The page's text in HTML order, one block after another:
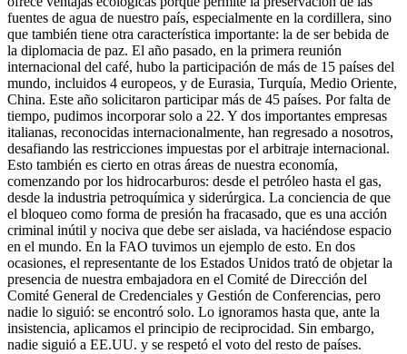
fuentes de agua de nuestro país, especialmente en la cordillera, sino
que también tiene otra característica importante: la de ser bebida de
la diplomacia de paz. El año pasado, en la primera reunión
internacional del café, hubo la participación de más de 15 países del
mundo, incluidos 4 europeos, y de Eurasia, Turquía, Medio Oriente,
China. Este año solicitaron participar más de 45 países. Por falta de
tiempo, pudimos incorporar solo a 22. Y dos importantes empresas
italianas, reconocidas internacionalmente, han regresado a nosotros,
desafiando las restricciones impuestas por el arbitraje internacional.
Esto también es cierto en otras áreas de nuestra economía,
comenzando por los hidrocarburos: desde el petróleo hasta el gas,
desde la industria petroquímica y siderúrgica. La conciencia de que
el bloqueo como forma de presión ha fracasado, que es una acción
criminal inútil y nociva que debe ser aislada, va haciéndose espacio
en el mundo. En la FAO tuvimos un ejemplo de esto. En dos
ocasiones, el representante de los Estados Unidos trató de objetar la
presencia de nuestra embajadora en el Comité de Dirección del
Comité General de Credenciales y Gestión de Conferencias, pero
nadie lo siguió: se encontró solo. Lo ignoramos hasta que, ante la
insistencia, aplicamos el principio de reciprocidad. Sin embargo,
nadie siguió a EE.UU. y se respetó el voto del resto de países.